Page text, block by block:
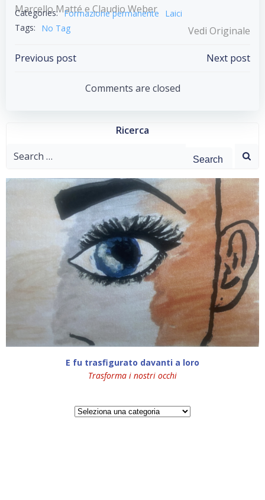
Marcello Matté e Claudio Weber
Vedi Originale
Categories: Formazione permanente
Laici
Tags:
No Tag
Post
navigation
Previous post
navigation
Next post
Comments are closed
Ricerca
Search
E fu trasfigurato davanti a loro
Trasforma i nostri occhi
Categorie